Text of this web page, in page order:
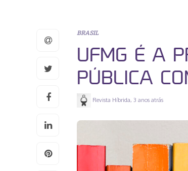
BRASIL
UFMG É A
PÚBLICA
Revista Híbrida, 3 anos atrás